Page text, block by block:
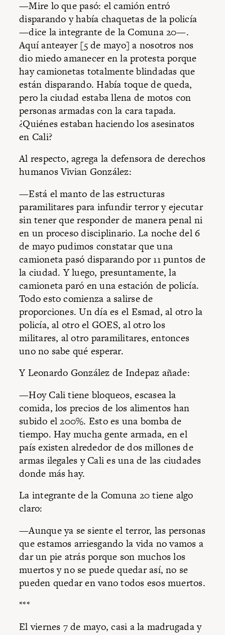
—Mire lo que pasó: el camión entró
disparando y había chaquetas de la policía
—dice la integrante de la Comuna 20—.
Aquí anteayer [5 de mayo] a nosotros nos
dio miedo amanecer en la protesta porque
hay camionetas totalmente blindadas que
están disparando. Había toque de queda,
pero la ciudad estaba llena de motos con
personas armadas con la cara tapada.
¿Quiénes estaban haciendo los asesinatos
en Cali?
Al respecto, agrega la defensora de derechos
humanos Vivian González:
—Está el manto de las estructuras
paramilitares para infundir terror y ejecutar
sin tener que responder de manera penal ni
en un proceso disciplinario. La noche del 6
de mayo pudimos constatar que una
camioneta pasó disparando por 11 puntos de
la ciudad. Y luego, presuntamente, la
camioneta paró en una estación de policía.
Todo esto comienza a salirse de
proporciones. Un día es el Esmad, al otro la
policía, al otro el GOES, al otro los
militares, al otro paramilitares, entonces
uno no sabe qué esperar.
Y Leonardo González de Indepaz añade:
—Hoy Cali tiene bloqueos, escasea la
comida, los precios de los alimentos han
subido el 200%. Esto es una bomba de
tiempo. Hay mucha gente armada, en el
país existen alrededor de dos millones de
armas ilegales y Cali es una de las ciudades
donde más hay.
La integrante de la Comuna 20 tiene algo
claro:
—Aunque ya se siente el terror, las personas
que estamos arriesgando la vida no vamos a
dar un pie atrás porque son muchos los
muertos y no se puede quedar así, no se
pueden quedar en vano todos esos muertos.
***
El viernes 7 de mayo, casi a la madrugada y